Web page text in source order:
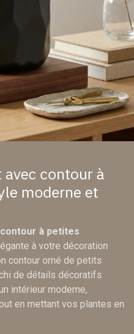
contour à
moderne et
à petites
à votre décoration
contour orné de petits
de détails décoratifs
intérieur moderne,
en mettant vos plantes en